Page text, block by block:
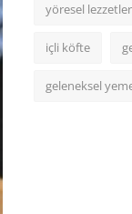
yöresel lezzetler
içli köfte
geleneksel